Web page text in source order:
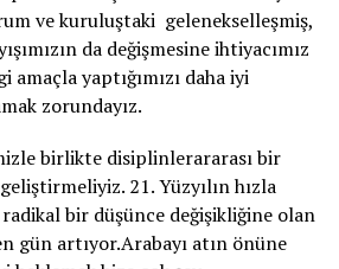
ve kuruluştaki gelenekselleşmiş,
da değişmesine ihtiyacımız
yaptığımızı daha iyi
zorundayız.
birlikte disiplinlerararası bir
21. Yüzyılın hızla
radikal bir düşünce değişikliğine olan
gün artıyor.Arabayı atın önüne